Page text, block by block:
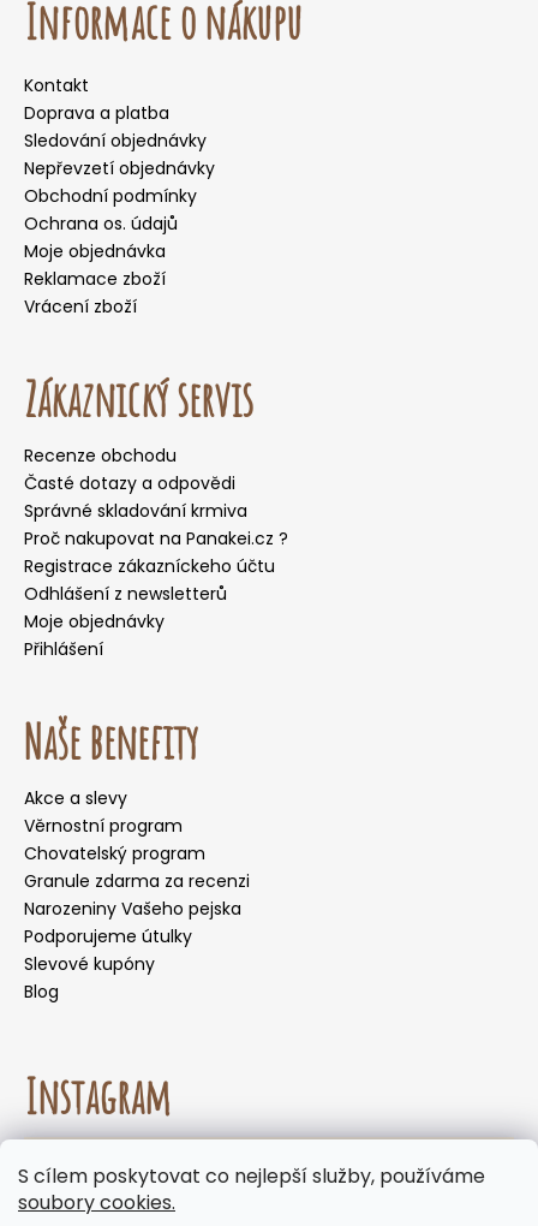
S cílem poskytovat co nejlepší služby, používáme
soubory cookies.
měsíců nedoporučujeme volit doručení do
samoobslužných boxů, kde mohou být zásilky
Informace o nákupu
Kontakt
Doprava a platba
Sledování objednávky
Nepřevzetí objednávky
Obchodní podmínky
Ochrana os. údajů
Moje objednávka
Reklamace zboží
Vrácení zboží
Zákaznický servis
Recenze obchodu
Časté dotazy a odpovědi
Správné skladování krmiva
Proč nakupovat na Panakei.cz ?
Registrace zákazníckeho účtu
Odhlášení z newsletterů
Moje objednávky
Přihlášení
Naše benefity
Akce a slevy
Věrnostní program
Chovatelský program
Granule zdarma za recenzi
Narozeniny Vašeho pejska
Podporujeme útulky
Slevové kupóny
Blog
Instagram
Sledovat na Instagramu